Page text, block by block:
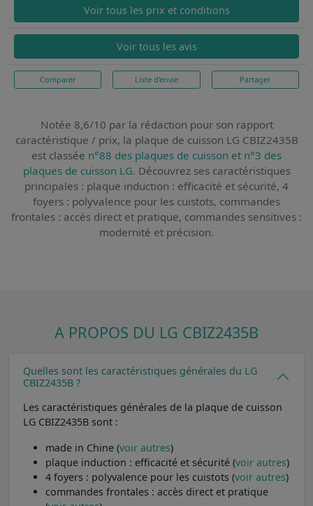
Voir tous les prix et conditions
Voir tous les avis
Comparer Liste d'envie Partager
Notée 8,6/10 par la rédaction pour son rapport
caractéristique / prix, la plaque de cuisson LG CBIZ2435B
est classée n°88 des plaques de cuisson et n°3 des
plaques de cuisson LG. Découvrez ses caractéristiques
principales : plaque induction : efficacité et sécurité, 4
foyers : polyvalence pour les cuistots, commandes
frontales : accès direct et pratique, commandes sensitives :
modernité et précision.
A PROPOS DU LG CBIZ2435B
Quelles sont les caractéristiques générales du LG
CBIZ2435B ?
Les caractéristiques générales de la plaque de cuisson
LG CBIZ2435B sont :
made in Chine (voir autres)
plaque induction : efficacité et sécurité (voir autres)
4 foyers : polyvalence pour les cuistots (voir autres)
commandes frontales : accès direct et pratique